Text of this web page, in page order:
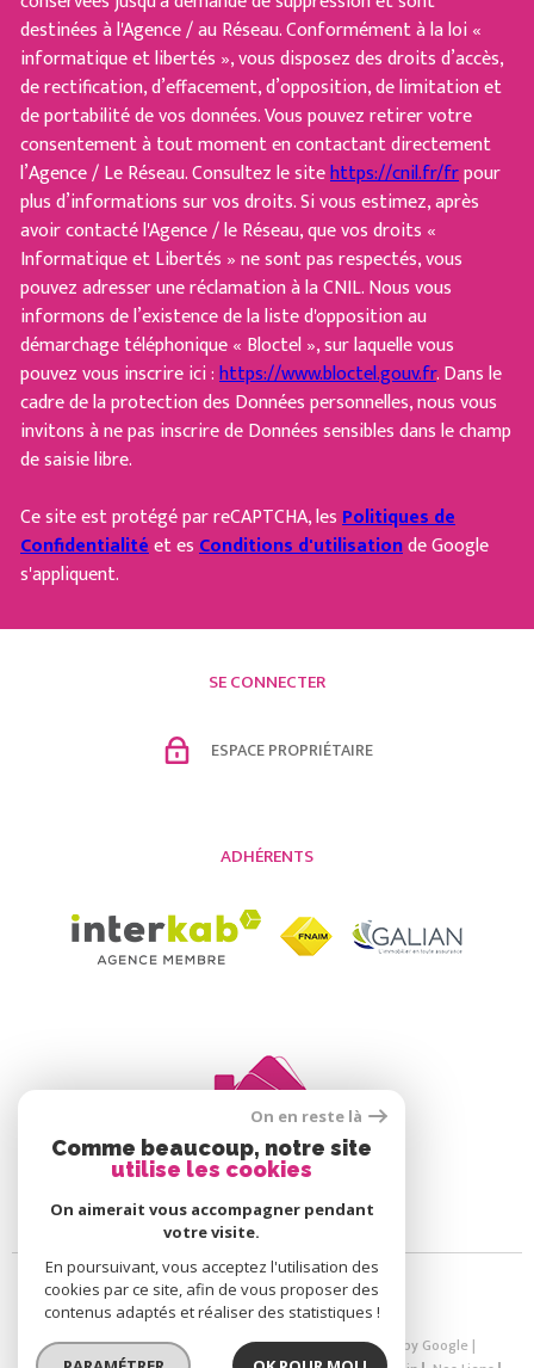
destinées à l'Agence / au Réseau. Conformément à la loi «
informatique et libertés », vous disposez des droits d’accès,
de rectification, d’effacement, d’opposition, de limitation et
de portabilité de vos données. Vous pouvez retirer votre
consentement à tout moment en contactant directement
l’Agence / Le Réseau. Consultez le sitehttps://cnil.fr/frpour
plus d’informations sur vos droits. Si vous estimez, après
avoir contacté l'Agence / le Réseau, que vos droits «
Informatique et Libertés » ne sont pas respectés, vous
pouvez adresser une réclamation à la CNIL. Nous vous
informons de l’existence de la liste d'opposition au
démarchage téléphonique « Bloctel », sur laquelle vous
pouvez vous inscrire ici :https://www.bloctel.gouv.fr. Dans le
cadre de la protection des Données personnelles, nous vous
invitons à ne pas inscrire de Données sensibles dans le champ
de saisie libre.
Ce site est protégé par reCAPTCHA, lesPolitiques de
Confidentialitéet esConditions d'utilisationde Google
s'appliquent.
SE CONNECTER
ESPACE PROPRIÉTAIRE
ADHÉRENTS
© 2026 | Tous droits réservés | Traduction powered by Google |
On en reste là
Comme beaucoup, notre site
utilise les cookies
On aimerait vous accompagner pendant
votre visite.
En poursuivant, vous acceptez l'utilisation des
cookies par ce site, afin de vous proposer des
contenus adaptés et réaliser des statistiques !